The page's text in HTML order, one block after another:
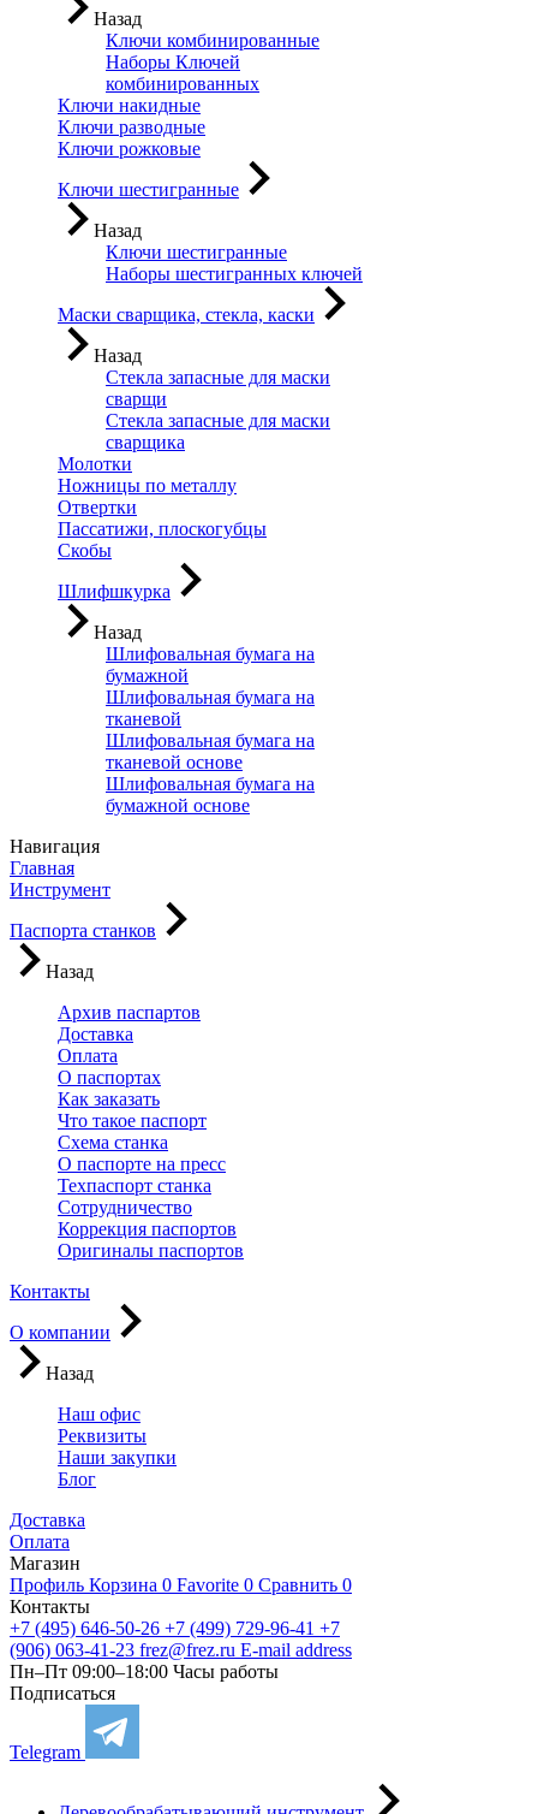
Назад
Ключи комбинированные
Наборы Ключей
комбинированных
Ключи накидные
Ключи разводные
Ключи рожковые
Ключи шестигранные
Назад
Ключи шестигранные
Наборы шестигранных ключей
Маски сварщика, стекла, каски
Назад
Стекла запасные для маски
сварщи
Стекла запасные для маски
сварщика
Молотки
Ножницы по металлу
Отвертки
Пассатижи, плоскогубцы
Скобы
Шлифшкурка
Назад
Шлифовальная бумага на
бумажной
Шлифовальная бумага на
тканевой
Шлифовальная бумага на
тканевой основе
Шлифовальная бумага на
бумажной основе
Навигация
Главная
Инструмент
Паспорта станков
Назад
Архив паспартов
Доставка
Оплата
О паспортах
Как заказать
Что такое паспорт
Схема станка
О паспорте на пресс
Техпаспорт станка
Сотрудничество
Коррекция паспортов
Оригиналы паспортов
Контакты
О компании
Назад
Наш офис
Реквизиты
Наши закупки
Блог
Доставка
Оплата
Магазин
Профиль Корзина 0 Favorite 0 Сравнить 0
Контакты
+7 (495) 646-50-26 +7 (499) 729-96-41 +7
(906) 063-41-23 frez@frez.ru E-mail address
Пн–Пт 09:00–18:00 Часы работы
Подписаться
Telegram